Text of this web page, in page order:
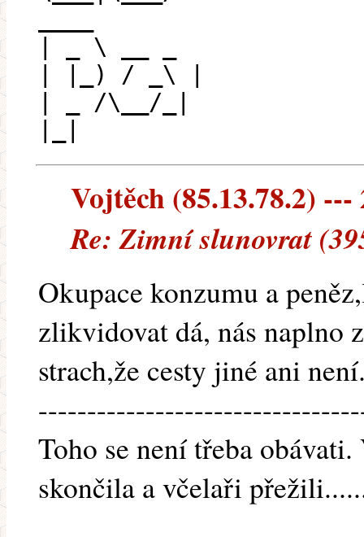
| _ \ __ _
| |_) / _\ |
| _ /\__/_|
Vojtěch (85.13.78.2) ---
Re: Zimní slunovrat
Okupace konzumu a
zlikvidovat dá, nás naplno
strach,že cesty jiné ani
Toho se není třeba
skončila a včelaři